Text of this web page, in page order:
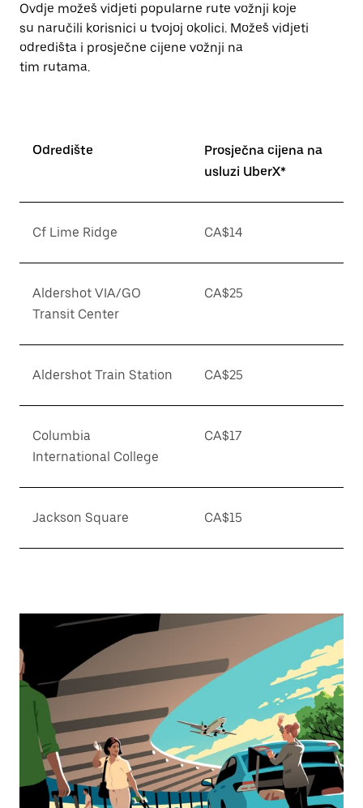
Ovdje možeš vidjeti popularne rute vožnji koje
su naručili korisnici u tvojoj okolici. Možeš vidjeti
odredišta i prosječne cijene vožnji na
tim rutama.
Odredište
Prosječna cijena na
usluzi UberX*
Cf Lime Ridge CA$14
Aldershot VIA/GO
Transit Center
CA$25
Aldershot Train Station CA$25
Columbia
International College
CA$17
Jackson Square CA$15